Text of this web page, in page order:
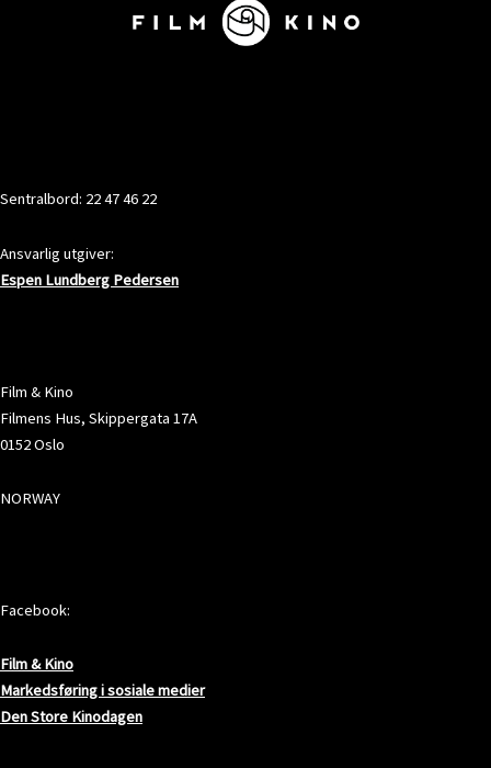
Sentralbord: 22 47 46 22
Ansvarlig utgiver:
Espen Lundberg Pedersen
Film & Kino
Filmens Hus, Skippergata 17A
0152 Oslo
NORWAY
Facebook:
Film & Kino
Markedsføring i sosiale medier
Den Store Kinodagen